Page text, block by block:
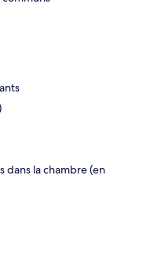
dans la chambre (en